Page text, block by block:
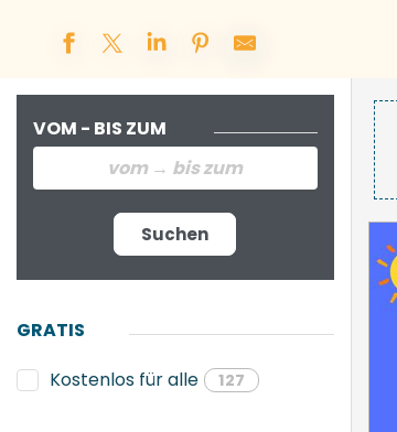
VOM - BIS ZUM
Suchen
GRATIS
Kostenlos für alle
127